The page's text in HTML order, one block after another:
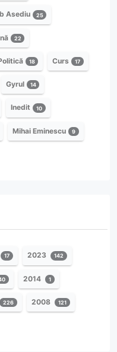
Asediu 25
22
18 Curs 17
Gyrul 14
Inedit 10
Mihai Eminescu 9
17 2023 142
2014 1
226 2008 121